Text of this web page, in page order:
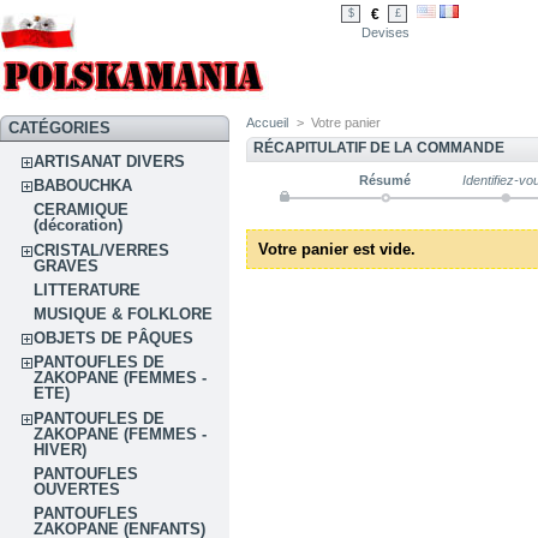
$ € £
Devises
CATÉGORIES
ARTISANAT DIVERS
BABOUCHKA
CERAMIQUE
(décoration)
CRISTAL/VERRES
GRAVES
LITTERATURE
MUSIQUE & FOLKLORE
OBJETS DE PÂQUES
PANTOUFLES DE
ZAKOPANE (FEMMES -
ETE)
PANTOUFLES DE
ZAKOPANE (FEMMES -
HIVER)
PANTOUFLES
OUVERTES
PANTOUFLES
ZAKOPANE (ENFANTS)
Accueil > Votre panier
RÉCAPITULATIF DE LA COMMANDE
Résumé Identifiez-
Votre panier est vide.